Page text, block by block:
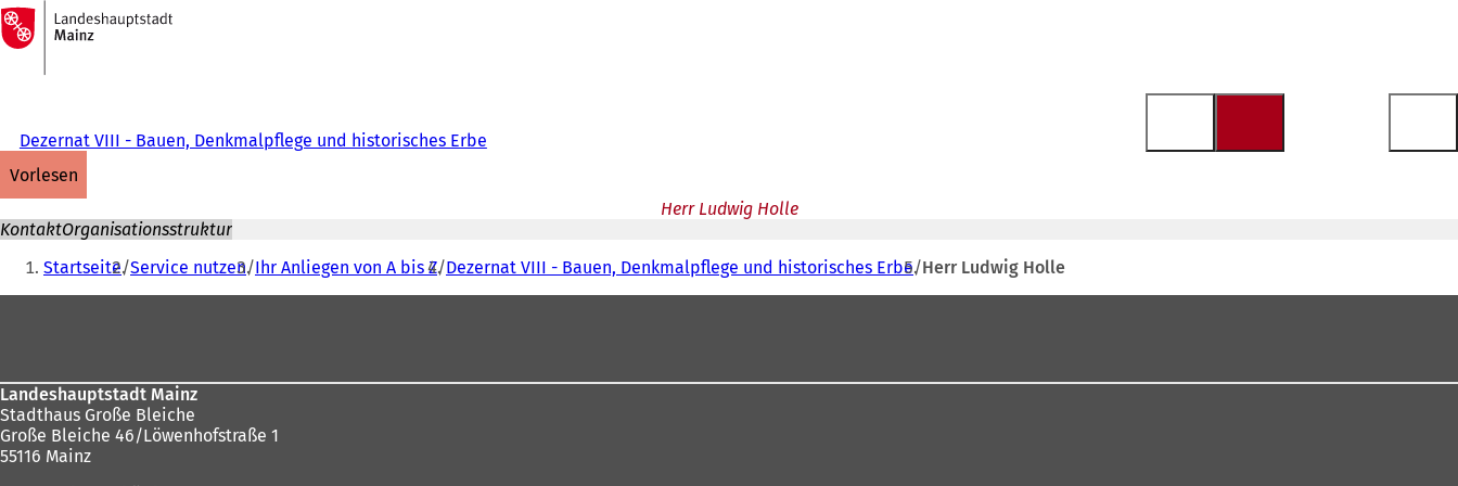
Inhalt anspringen
Zur
Startseite
Dezernat VIII - Bauen, Denkmalpflege und historisches Erbe
vorlesen
Herr Ludwig Holle
KontaktOrganisationsstruktur
Sie
befinden
Startseite Service nutzen Ihr Anliegen von A bis Z Dezernat VIII - Bauen, Denkmalpflege und historisches Erbe Herr Ludwig Holle
Landeshauptstadt Mainz
Stadthaus Große Bleiche
Große Bleiche 46/Löwenhofstraße 1
55116 Mainz